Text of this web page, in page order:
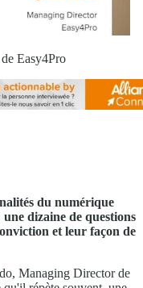
Easy4Pro
du numérique
dizaine de questions
et leur façon de
Managing Director de